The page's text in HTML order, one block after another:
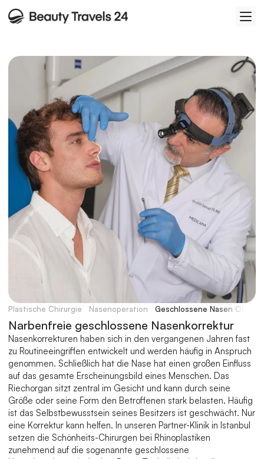
Plastische Chirurgie Geschlossene Nasen OP
Nasenoperation
Narbenfreie geschlossene Nasenkorrektur
Nasenkorrekturen haben sich in den vergangenen Jahren fast
zu Routineeingriffen entwickelt und werden häufig in Anspruch
genommen. Schließlich hat die Nase hat einen großen Einfluss
auf das gesamte Erscheinungsbild eines Menschen. Das
Riechorgan sitzt zentral im Gesicht und kann durch seine
Größe oder seine Form den Betroffenen stark belasten. Häufig
ist das Selbstbewusstsein seines Besitzers ist geschwächt. Nur
eine Korrektur kann helfen. In unseren Partner-Klinik in Istanbul
setzen die Schönheits-Chirurgen bei Rhinoplastiken
zunehmend auf die sogenannte geschlossene